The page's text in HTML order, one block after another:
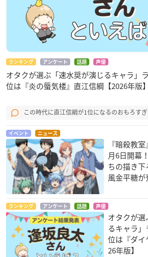
ランキング アンケート 話題 声優
オタクが選ぶ「速水奨が演じるキャラ」
位は『炎の蜃気楼』直江信綱【2026年版】
この時代に直江信綱が1位になるのおもろす
イベント ニュース
『暗殺教
月6日開幕
ちの描き
風金平糖が
ランキング アンケート 話題 声優
オタクが
るキャラ
位は『ダイ
26年版】